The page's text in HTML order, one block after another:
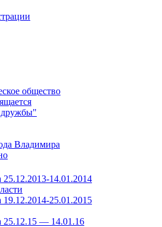
общество
Владимира
25.12.2013-14.01.2014
19.12.2014-25.01.2015
25.12.15 — 14.01.16